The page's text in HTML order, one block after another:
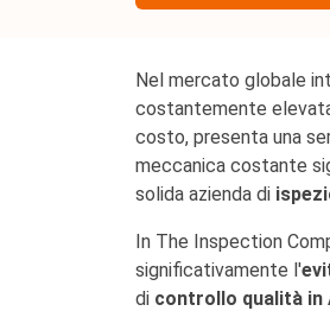
Nel mercato globale
costantemente
costo, presenta una
meccanica costante
solida azienda di
In The Inspection
significativamente l'
di controllo qualità in